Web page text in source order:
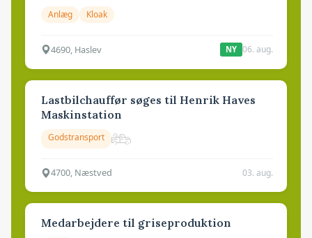
Anlæg Kloak
4690, Haslev NY 06. aug.
Lastbilchauffør søges til Henrik Haves
Maskinstation
Godstransport
4700, Næstved 03. aug.
Medarbejdere til griseproduktion